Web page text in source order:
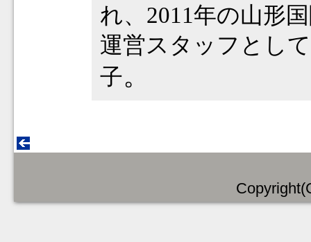
れ、2011年の山形
運営スタッフとし
子。